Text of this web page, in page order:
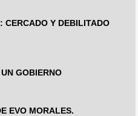
CERCADO Y DEBILITADO
GOBIERNO
EVO MORALES.